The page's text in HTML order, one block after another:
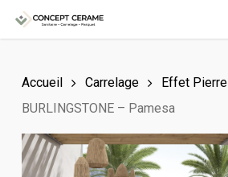
Skip
to
contentAccueil Carrelage
Effet Pierre
BURLINGSTONE – Pamesa